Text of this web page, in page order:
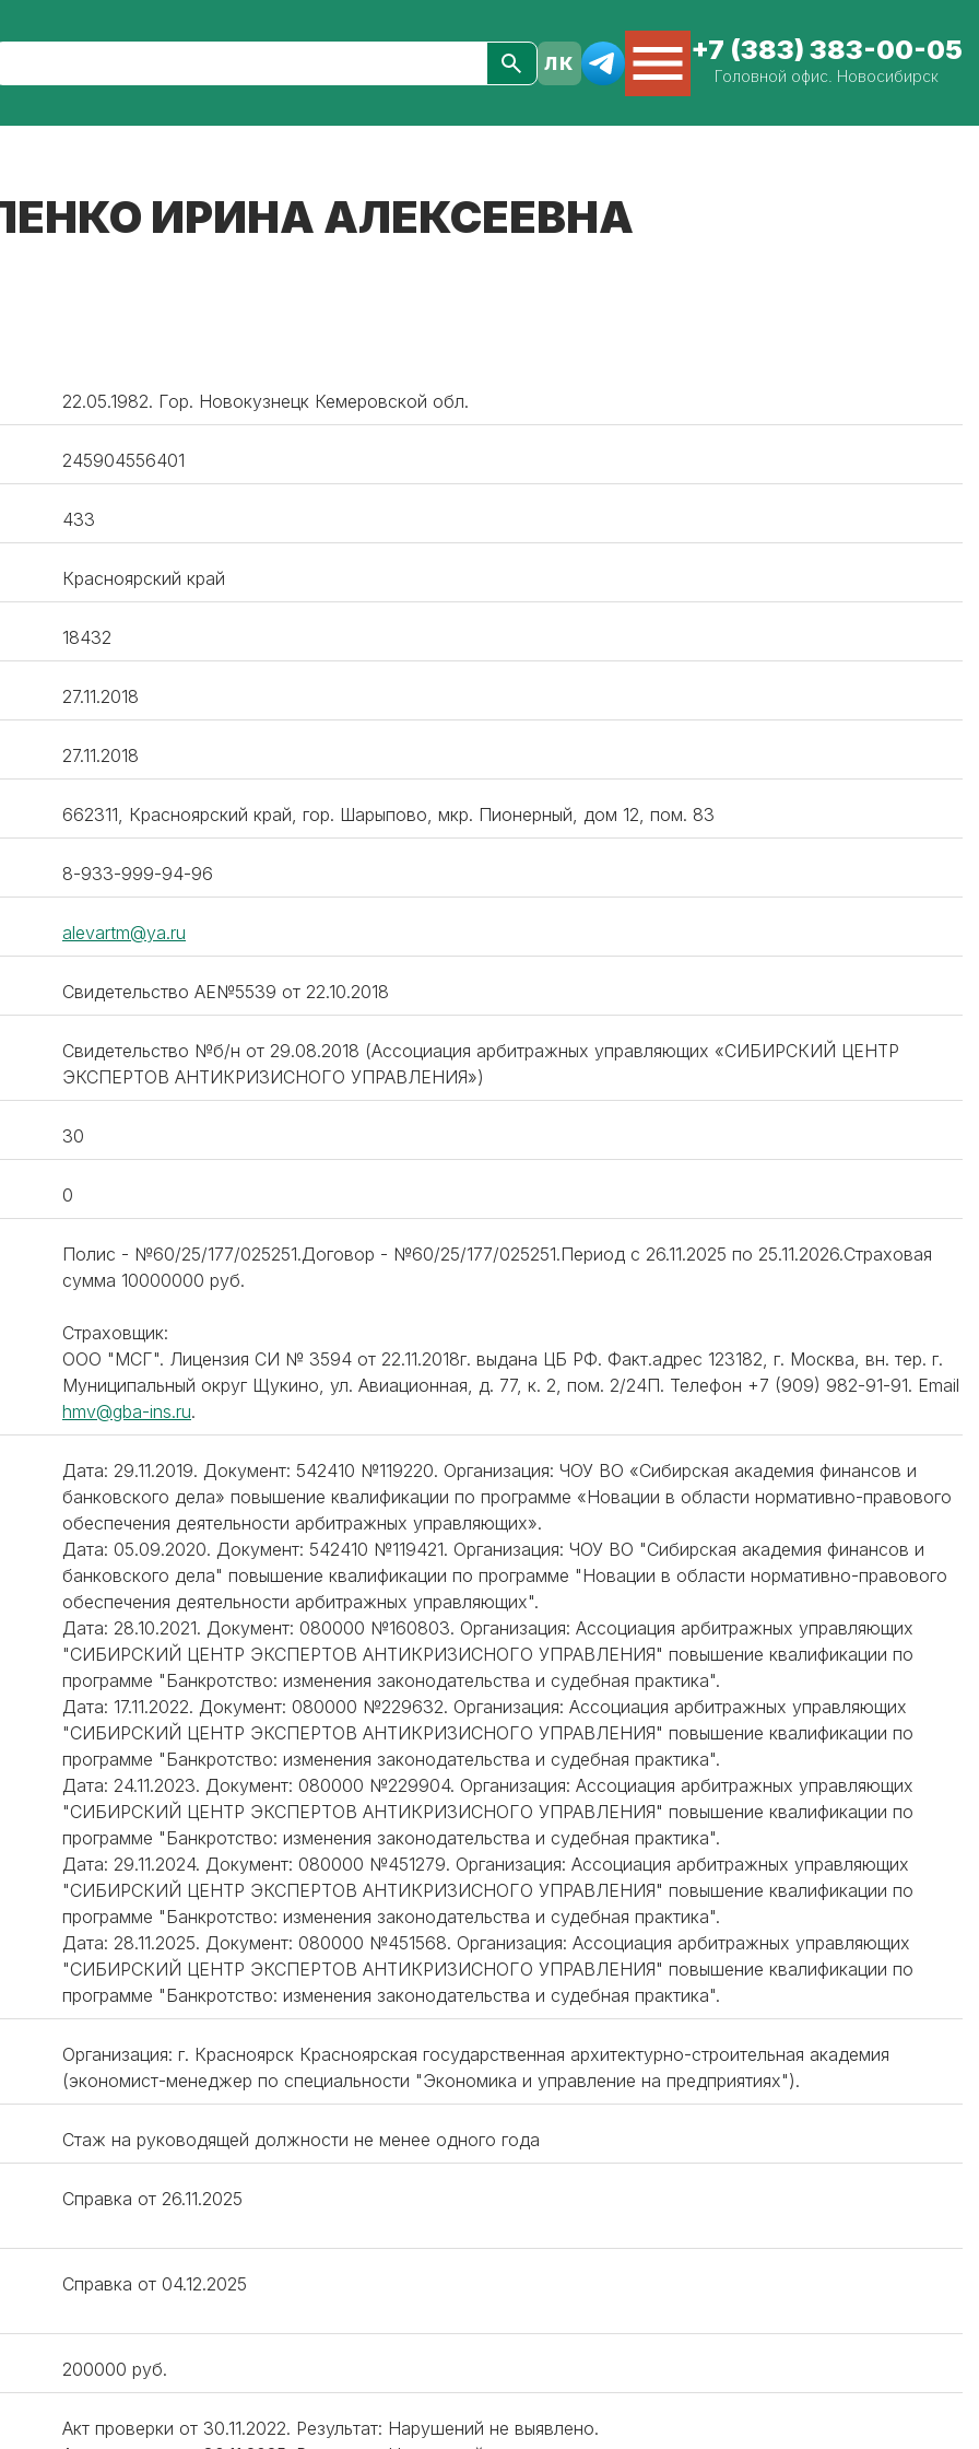
+7 (383) 383-00-05
Головной офис. Новосибирск
ИРИНА АЛЕКСЕЕВНА
22.05.1982. Гор. Новокузнецк Кемеровской обл.
245904556401
433
Красноярский край
18432
27.11.2018
27.11.2018
662311, Красноярский край, гор. Шарыпово, мкр. Пионерный, дом 12, пом. 83
8-933-999-94-96
alevartm@ya.ru
Свидетельство АЕ№5539 от 22.10.2018
Свидетельство №б/н от 29.08.2018 (Ассоциация арбитражных управляющих «СИБИРСКИЙ ЦЕНТР
ЭКСПЕРТОВ АНТИКРИЗИСНОГО УПРАВЛЕНИЯ»)
30
0
Полис - №60/25/177/025251.Договор - №60/25/177/025251.Период с 26.11.2025 по 25.11.2026.Страховая
сумма 10000000 руб.
Страховщик:
ООО "МСГ". Лицензия СИ № 3594 от 22.11.2018г. выдана ЦБ РФ. Факт.адрес 123182, г. Москва, вн. тер. г.
Муниципальный округ Щукино, ул. Авиационная, д. 77, к. 2, пом. 2/24П. Телефон +7 (909) 982-91-91. Email
hmv@gba-ins.ru.
Дата: 29.11.2019. Документ: 542410 №119220. Организация: ЧОУ ВО «Сибирская академия финансов и
банковского дела» повышение квалификации по программе «Новации в области нормативно-правового
обеспечения деятельности арбитражных управляющих».
Дата: 05.09.2020. Документ: 542410 №119421. Организация: ЧОУ ВО "Сибирская академия финансов и
банковского дела" повышение квалификации по программе "Новации в области нормативно-правового
обеспечения деятельности арбитражных управляющих".
Дата: 28.10.2021. Документ: 080000 №160803. Организация: Ассоциация арбитражных управляющих
"СИБИРСКИЙ ЦЕНТР ЭКСПЕРТОВ АНТИКРИЗИСНОГО УПРАВЛЕНИЯ" повышение квалификации по
программе "Банкротство: изменения законодательства и судебная практика".
Дата: 17.11.2022. Документ: 080000 №229632. Организация: Ассоциация арбитражных управляющих
"СИБИРСКИЙ ЦЕНТР ЭКСПЕРТОВ АНТИКРИЗИСНОГО УПРАВЛЕНИЯ" повышение квалификации по
программе "Банкротство: изменения законодательства и судебная практика".
Дата: 24.11.2023. Документ: 080000 №229904. Организация: Ассоциация арбитражных управляющих
"СИБИРСКИЙ ЦЕНТР ЭКСПЕРТОВ АНТИКРИЗИСНОГО УПРАВЛЕНИЯ" повышение квалификации по
программе "Банкротство: изменения законодательства и судебная практика".
Дата: 29.11.2024. Документ: 080000 №451279. Организация: Ассоциация арбитражных управляющих
"СИБИРСКИЙ ЦЕНТР ЭКСПЕРТОВ АНТИКРИЗИСНОГО УПРАВЛЕНИЯ" повышение квалификации по
программе "Банкротство: изменения законодательства и судебная практика".
Дата: 28.11.2025. Документ: 080000 №451568. Организация: Ассоциация арбитражных управляющих
"СИБИРСКИЙ ЦЕНТР ЭКСПЕРТОВ АНТИКРИЗИСНОГО УПРАВЛЕНИЯ" повышение квалификации по
программе "Банкротство: изменения законодательства и судебная практика".
Организация: г. Красноярск Красноярская государственная архитектурно-строительная академия
(экономист-менеджер по специальности "Экономика и управление на предприятиях").
Стаж на руководящей должности не менее одного года
Справка от 26.11.2025
Справка от 04.12.2025
200000 руб.
Акт проверки от 30.11.2022. Результат: Нарушений не выявлено.